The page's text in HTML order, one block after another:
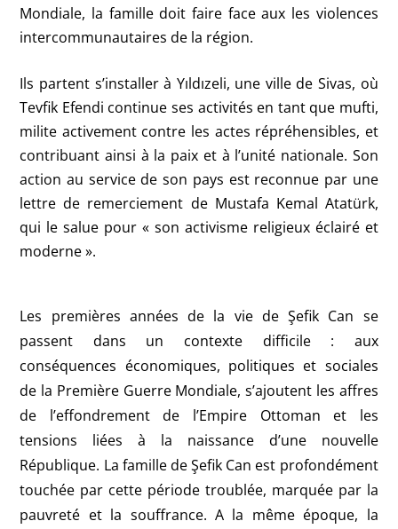
Mondiale, la famille doit faire face aux les violences
intercommunautaires de la région.
Ils partent s’installer à Yıldızeli, une ville de Sivas, où
Tevfik Efendi continue ses activités en tant que mufti,
milite activement contre les actes répréhensibles, et
contribuant ainsi à la paix et à l’unité nationale. Son
action au service de son pays est reconnue par une
lettre de remerciement de Mustafa Kemal Atatürk,
qui le salue pour « son activisme religieux éclairé et
moderne ».
Les premières années de la vie de Şefik Can se
passent dans un contexte difficile : aux
conséquences économiques, politiques et sociales
de la Première Guerre Mondiale, s’ajoutent les affres
de l’effondrement de l’Empire Ottoman et les
tensions liées à la naissance d’une nouvelle
République. La famille de Şefik Can est profondément
touchée par cette période troublée, marquée par la
pauvreté et la souffrance. A la même époque, la